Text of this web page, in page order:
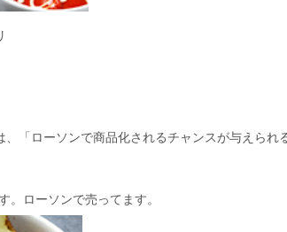
「ローソンで商品化されるチャンスが与えられ
。ローソンで売ってます。